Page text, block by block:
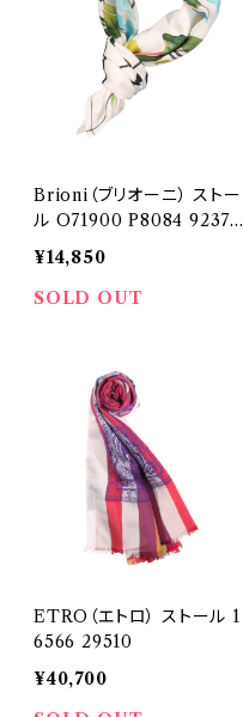
Brioni（ブリオーニ） ストー
ル O71900 P8084 9237 2
7952
¥14,850
SOLD OUT
ETRO（エトロ） ストール 1
6566 29510
¥40,700